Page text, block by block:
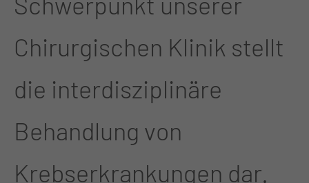
Chirurgischen Klinik stellt
die interdisziplinäre
Behandlung von
Krebserkrankungen dar.